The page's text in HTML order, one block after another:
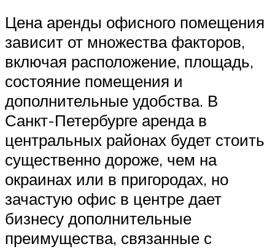
Цена аренды офисного помещения
зависит от множества факторов,
включая расположение, площадь,
состояние помещения и
дополнительные удобства. В
Санкт-Петербурге аренда в
центральных районах будет стоить
существенно дороже, чем на
окраинах или в пригородах, но
зачастую офис в центре дает
бизнесу дополнительные
преимущества, связанные с